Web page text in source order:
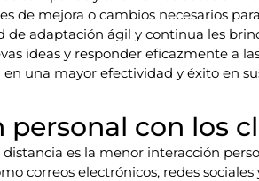
de mejora o cambios necesarios
de adaptación ágil y continua les
ideas y responder eficazmente a
una mayor efectividad y éxito en
personal con los
es la menor interacción
correos electrónicos, redes sociales